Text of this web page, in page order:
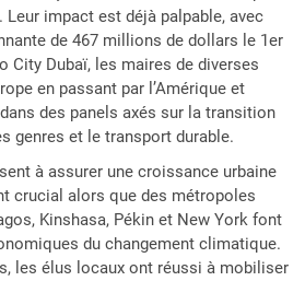
impact est déjà palpable, avec
de 467 millions de dollars le 1er
City Dubaï, les maires de diverses
en passant par l’Amérique et
des panels axés sur la transition
genres et le transport durable.
à assurer une croissance urbaine
crucial alors que des métropoles
Kinshasa, Pékin et New York font
du changement climatique.
les élus locaux ont réussi à mobiliser